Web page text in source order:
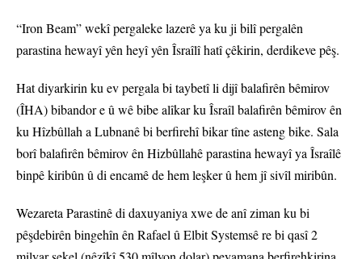
“Iron Beam” wekî pergaleke lazerê ya ku ji bilî pergalên
parastina hewayî yên heyî yên Îsraîlî hatî çêkirin, derdikeve pêş.
Hat diyarkirin ku ev pergala bi taybetî li dijî balafirên bêmirov
(ÎHA) bibandor e û wê bibe alîkar ku Îsraîl balafirên bêmirov ên
ku Hîzbûllah a Lubnanê bi berfirehî bikar tîne asteng bike. Sala
borî balafirên bêmirov ên Hizbûllahê parastina hewayî ya Îsraîlê
binpê kiribûn û di encamê de hem leşker û hem jî sivîl miribûn.
Wezareta Parastinê di daxuyaniya xwe de anî ziman ku bi
pêşdebirên bingehîn ên Rafael û Elbit Systemsê re bi qasî 2